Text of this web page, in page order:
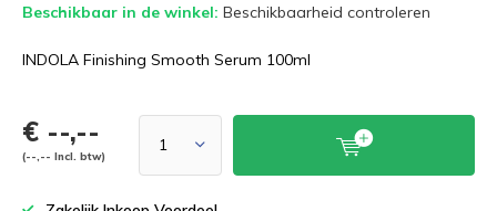
Beschikbaar in de winkel: Beschikbaarheid controleren
INDOLA Finishing Smooth Serum 100ml
€ --,--
(--,-- Incl. btw)